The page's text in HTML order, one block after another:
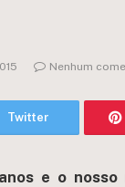
Nenhum
Twitter
e o